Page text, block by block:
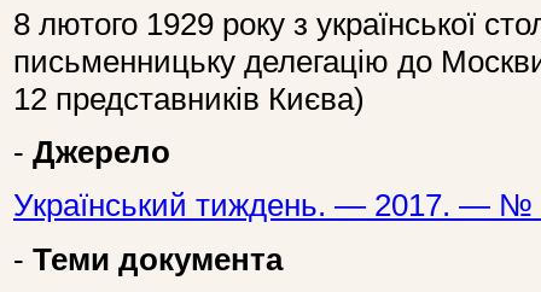
8 лютого 1929 року з української
письменницьку делегацію до
12 представників Києва)
- Джерело
Український тиждень. — 2017. — №
- Теми документа